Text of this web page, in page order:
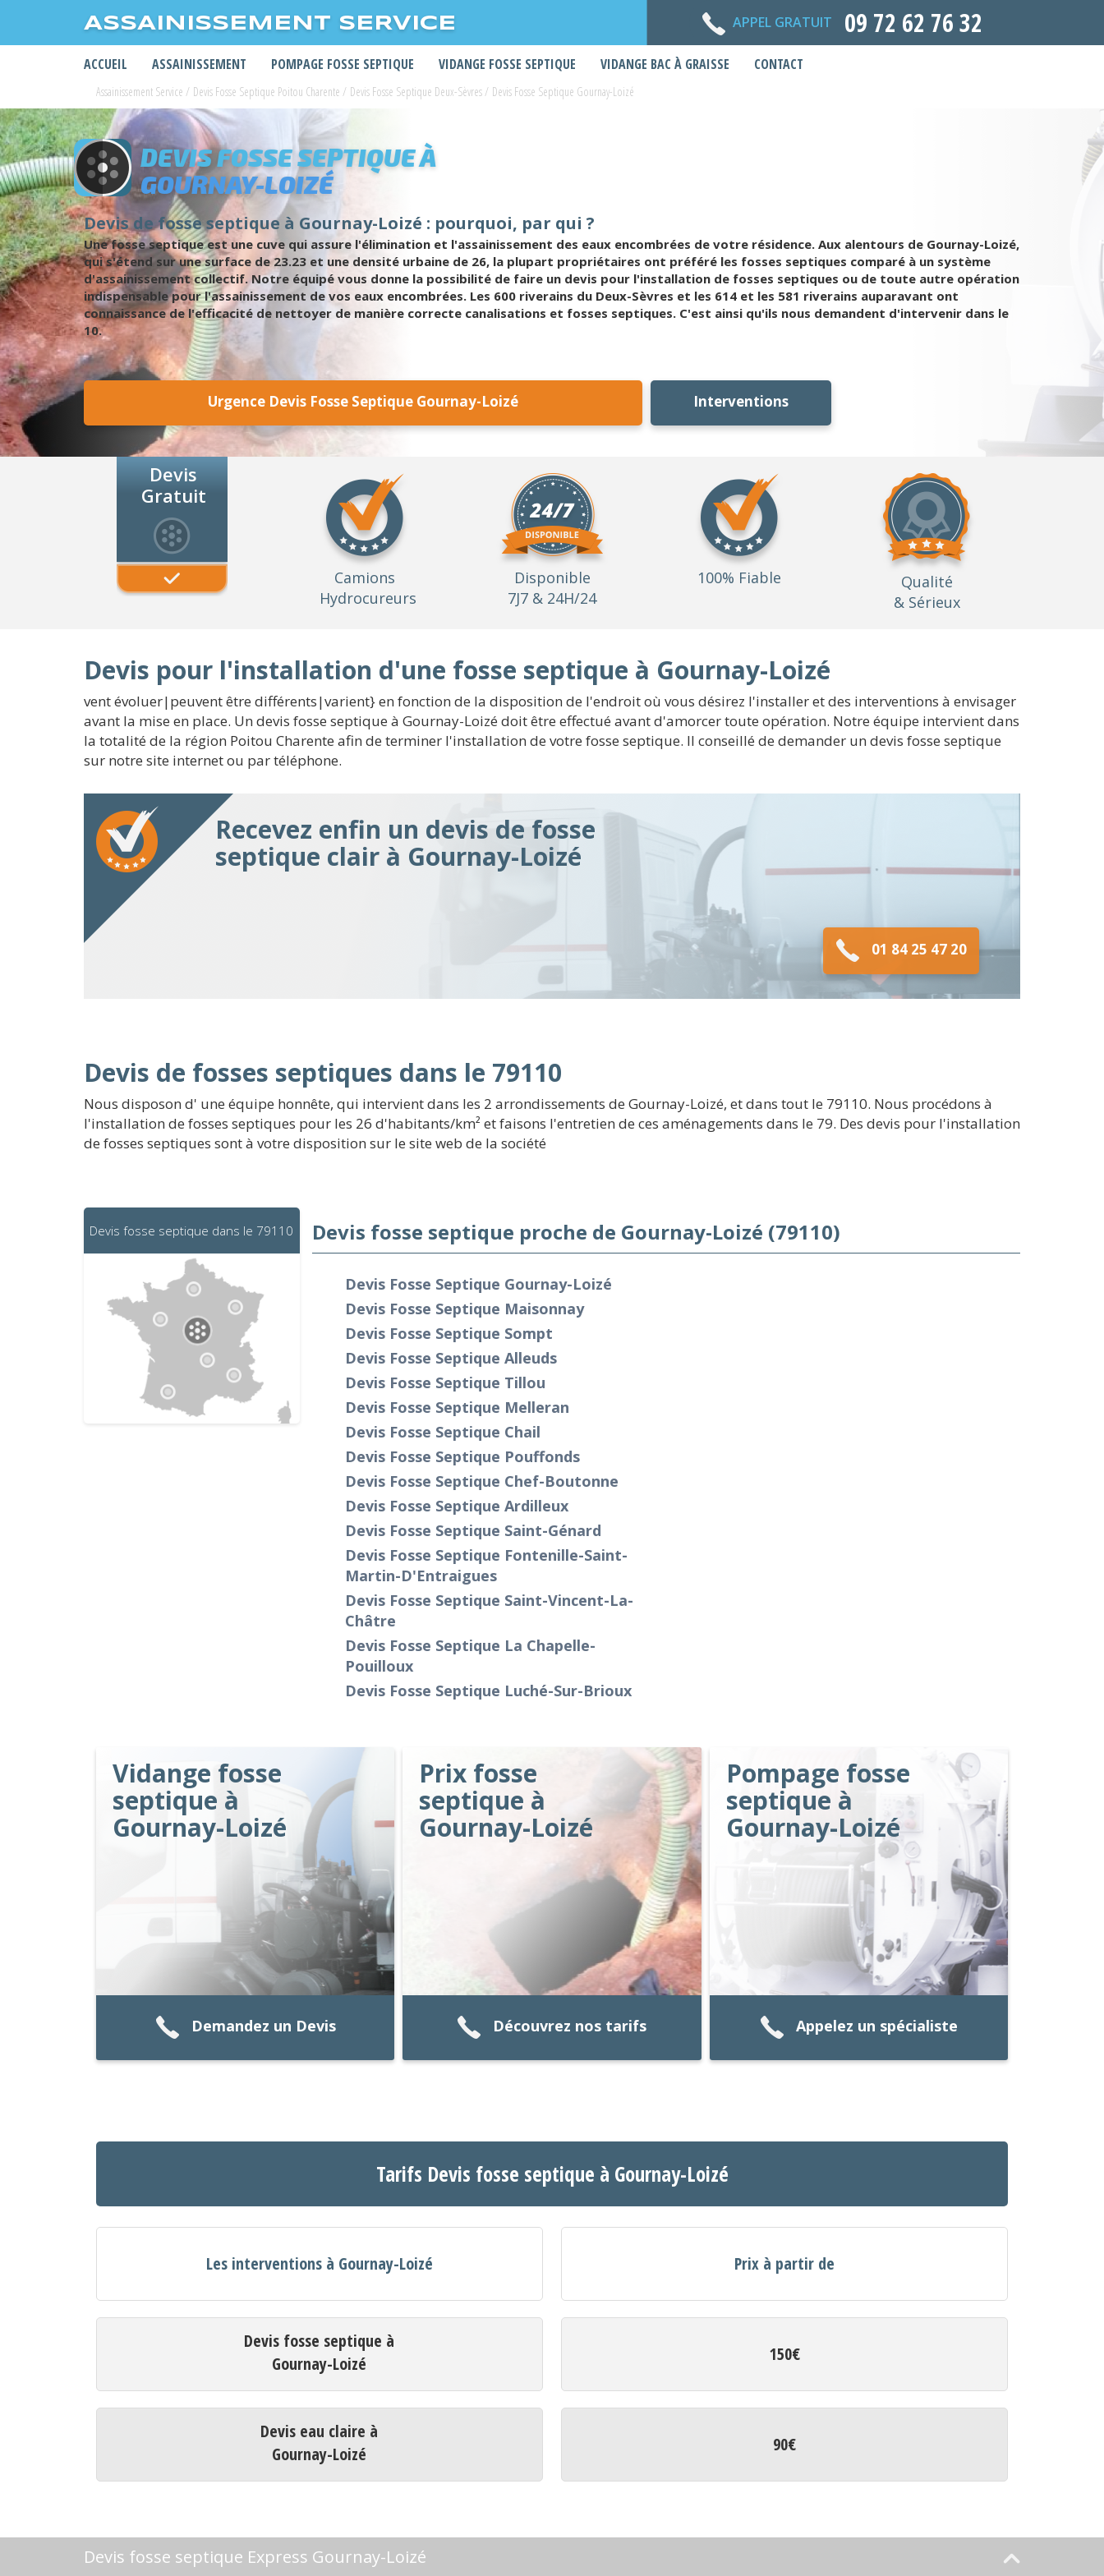
ASSAINISSEMENT SERVICE APPEL GRATUIT 09 72 62 76 32
ACCUEIL ASSAINISSEMENT POMPAGE FOSSE SEPTIQUE VIDANGE FOSSE SEPTIQUE VIDANGE BAC À GRAISSE CONTACT
Assainissement Service / Devis Fosse Septique Poitou Charente / Devis Fosse Septique Deux-Sèvres/ Devis Fosse Septique Gournay-Loizé
DEVIS FOSSE SEPTIQUE À
GOURNAY-LOIZÉ
Devis de fosse septique à Gournay-Loizé : pourquoi, par qui ?
Une fosse septique est une cuve qui assure l'élimination et l'assainissement des eaux encombrées de votre résidence. Aux alentours de Gournay-Loizé,
qui s'étend sur une surface de 23.23 et une densité urbaine de 26, la plupart propriétaires ont préféré les fosses septiques comparé à un système
d'assainissement collectif. Notre équipé vous donne la possibilité de faire un devis pour l'installation de fosses septiques ou de toute autre opération
indispensable pour l'assainissement de vos eaux encombrées. Les 600 riverains du Deux-Sèvres et les 614 et les 581 riverains auparavant ont
connaissance de l'efficacité de nettoyer de manière correcte canalisations et fosses septiques. C'est ainsi qu'ils nous demandent d'intervenir dans le
10.
Urgence Devis Fosse Septique Gournay-Loizé Interventions
Devis
Gratuit
Camions
Hydrocureurs
Disponible
7J7 & 24H/24
100% Fiable
Qualité
& Sérieux
Devis pour l'installation d'une fosse septique à Gournay-Loizé
vent évoluer|peuvent être différents|varient} en fonction de la disposition de l'endroit où vous désirez l'installer et des interventions à envisager
avant la mise en place. Un devis fosse septique à Gournay-Loizé doit être effectué avant d'amorcer toute opération. Notre équipe intervient dans
la totalité de la région Poitou Charente afin de terminer l'installation de votre fosse septique. Il conseillé de demander un devis fosse septique
sur notre site internet ou par téléphone.
Recevez enfin un devis de fosse
septique clair à Gournay-Loizé
01 84 25 47 20
Devis de fosses septiques dans le 79110
Nous disposon d' une équipe honnête, qui intervient dans les 2 arrondissements de Gournay-Loizé, et dans tout le 79110. Nous procédons à
l'installation de fosses septiques pour les 26 d'habitants/km² et faisons l'entretien de ces aménagements dans le 79. Des devis pour l'installation
de fosses septiques sont à votre disposition sur le site web de la société
Devis fosse septique dans le 79110 Devis fosse septique proche de Gournay-Loizé (79110)
Devis Fosse Septique Gournay-Loizé
Devis Fosse Septique Maisonnay
Devis Fosse Septique Sompt
Devis Fosse Septique Alleuds
Devis Fosse Septique Tillou
Devis Fosse Septique Melleran
Devis Fosse Septique Chail
Devis Fosse Septique Pouffonds
Devis Fosse Septique Chef-Boutonne
Devis Fosse Septique Ardilleux
Devis Fosse Septique Saint-Génard
Devis Fosse Septique Fontenille-Saint-
Martin-D'Entraigues
Devis Fosse Septique Saint-Vincent-La-
Châtre
Devis Fosse Septique La Chapelle-
Pouilloux
Devis Fosse Septique Luché-Sur-Brioux
Vidange fosse
septique à
Gournay-Loizé
Demandez un Devis
Prix fosse
septique à
Gournay-Loizé
Découvrez nos tarifs
Pompage fosse
septique à
Gournay-Loizé
Appelez un spécialiste
Tarifs Devis fosse septique à Gournay-Loizé
Les interventions à Gournay-Loizé Prix à partir de
Devis fosse septique à
Gournay-Loizé
150€
Devis eau claire à
Gournay-Loizé
90€
Devis fosse septique Express Gournay-Loizé